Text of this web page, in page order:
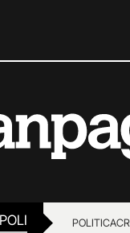
POLITICA